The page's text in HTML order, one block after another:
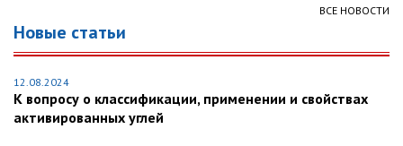
ВСЕ НОВОСТИ
Новые статьи
12.08.2024
К вопросу о классификации, применении и свойствах
активированных углей